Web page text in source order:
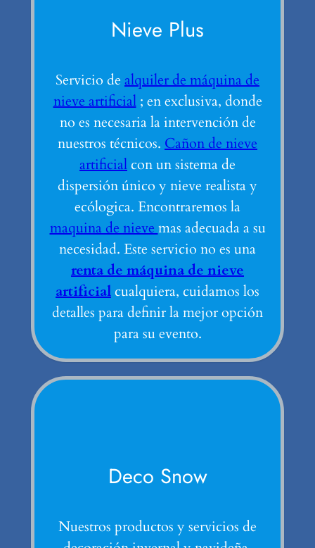
Nieve Plus
Servicio de alquiler de máquina de
nieve artificial; en exclusiva, donde
no es necesaria la intervención de
nuestros técnicos. Cañon de nieve
artificialcon un sistema de
dispersión único y nieve realista y
ecólogica. Encontraremos la
maquina de nieve mas adecuada a su
necesidad. Este servicio no es una
renta de máquina de nieve
artificialcualquiera, cuidamos los
detalles para definir la mejor opción
para su evento.
Deco Snow
Nuestros productos y servicios de